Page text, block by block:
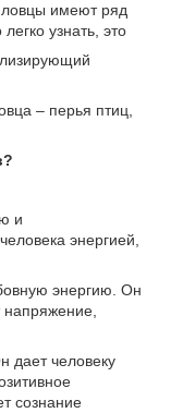
ловцы имеют ряд
узнать, это
– перья птиц,
и
энергией,
энергию. Он
дает человеку
сознание